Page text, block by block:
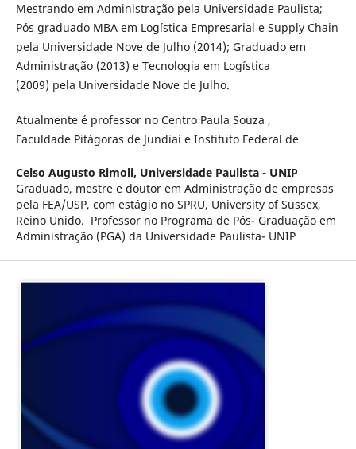
Mestrando em Administração pela Universidade Paulista;
Pós graduado MBA em Logística Empresarial e Supply Chain
pela Universidade Nove de Julho (2014); Graduado em
Administração (2013) e Tecnologia em Logística
(2009) pela Universidade Nove de Julho.
Atualmente é professor no Centro Paula Souza ,
Faculdade Pitágoras de Jundiaí e Instituto Federal de
Celso Augusto Rimoli, Universidade Paulista - UNIP
Graduado, mestre e doutor em Administração de empresas
pela FEA/USP, com estágio no SPRU, University of Sussex,
Reino Unido. Professor no Programa de Pós- Graduação em
Administração (PGA) da Universidade Paulista- UNIP